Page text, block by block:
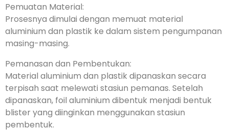
Pemuatan Material:
Prosesnya dimulai dengan memuat material
aluminium dan plastik ke dalam sistem pengumpanan
masing-masing.
Pemanasan dan Pembentukan:
Material aluminium dan plastik dipanaskan secara
terpisah saat melewati stasiun pemanas. Setelah
dipanaskan, foil aluminium dibentuk menjadi bentuk
blister yang diinginkan menggunakan stasiun
pembentuk.